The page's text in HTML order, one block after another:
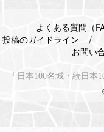
よくある質問（
投稿のガイドライン
お問い
「日本100名城・続日